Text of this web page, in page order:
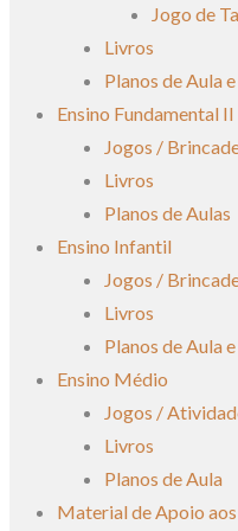
Jogo de
Livros
Planos de Aula
Ensino Fundamental II
Jogos /
Livros
Planos de Aulas
Ensino Infantil
Jogos /
Livros
Planos de Aula
Ensino Médio
Jogos /
Livros
Planos de Aula
Material de Apoio